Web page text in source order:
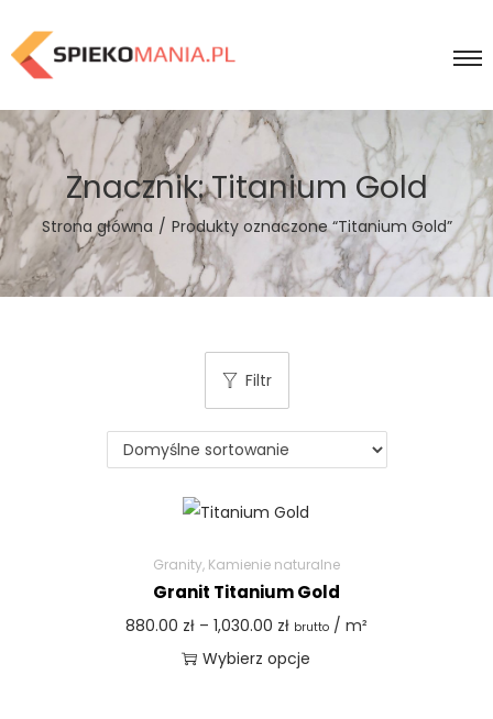
Znacznik:Titanium Gold
Strona główna / Produkty oznaczone “Titanium Gold”
Filtr
Granity, Kamienie naturalne
Granit Titanium Gold
880.00 zł – 1,030.00 zł brutto/ m²
Wybierz opcje